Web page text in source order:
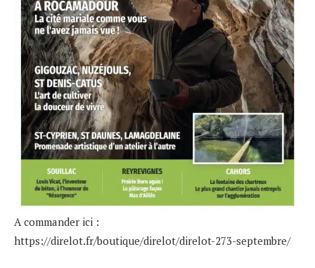
A commander ici :
https://direlot.fr/boutique/direlot/direlot-273-septembre/